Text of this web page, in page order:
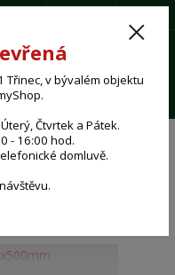
Menu
Třinec, v bývalém objektu
Čtvrtek a Pátek.
- 16:00 hod.
domluvě.